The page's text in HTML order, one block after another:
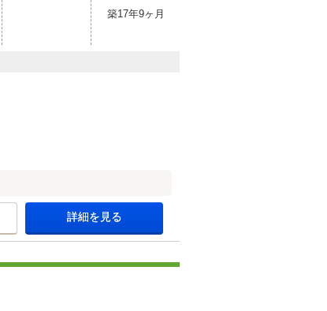
築17年9ヶ月
詳細を見る